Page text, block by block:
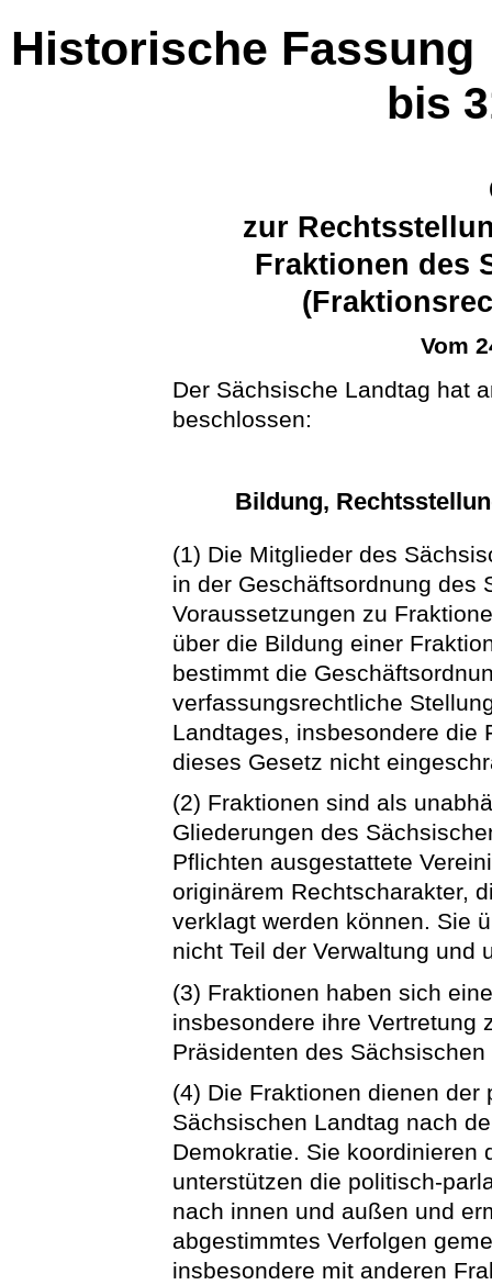
Historische Fassung
bis
zur
Fraktionen des
Vom
Der Sächsische Landtag hat
beschlossen:
Bildung,
(1) Die Mitglieder des
in der Geschäftsordnung des
Voraussetzungen zu
über die Bildung einer
bestimmt die
verfassungsrechtliche
Landtages, insbesondere die
dieses Gesetz nicht
(2) Fraktionen sind als
Gliederungen des
Pflichten ausgestattete
originärem Rechtscharakter,
verklagt werden können. Sie
nicht Teil der Verwaltung und
(3) Fraktionen haben sich
insbesondere ihre Vertretung
Präsidenten des
(4) Die Fraktionen dienen
Sächsischen Landtag nach
Demokratie. Sie koordinieren
unterstützen die politisch-
nach innen und außen und
abgestimmtes Verfolgen
insbesondere mit anderen